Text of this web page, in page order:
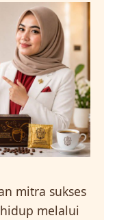
mitra sukses
melalui